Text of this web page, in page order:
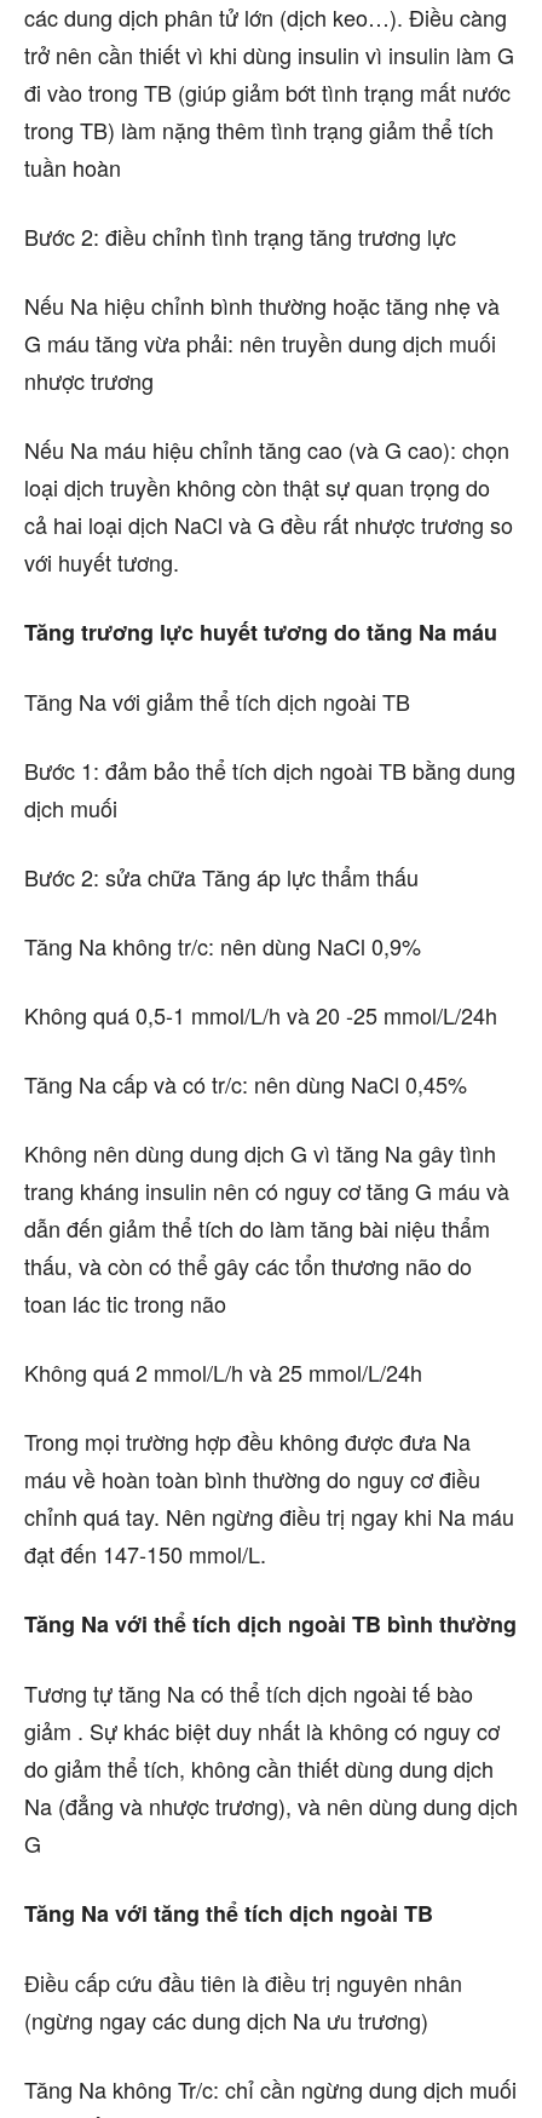
các dung dịch phân tử lớn (dịch keo…). Điều càng
trở nên cần thiết vì khi dùng insulin vì insulin làm G
đi vào trong TB (giúp giảm bớt tình trạng mất nước
trong TB) làm nặng thêm tình trạng giảm thể tích
tuần hoàn
Bước 2: điều chỉnh tình trạng tăng trương lực
Nếu Na hiệu chỉnh bình thường hoặc tăng nhẹ và
G máu tăng vừa phải: nên truyền dung dịch muối
nhược trương
Nếu Na máu hiệu chỉnh tăng cao (và G cao): chọn
loại dịch truyền không còn thật sự quan trọng do
cả hai loại dịch NaCl và G đều rất nhược trương so
với huyết tương.
Tăng trương lực huyết tương do tăng Na máu
Tăng Na với giảm thể tích dịch ngoài TB
Bước 1: đảm bảo thể tích dịch ngoài TB bằng dung
dịch muối
Bước 2: sửa chữa Tăng áp lực thẩm thấu
Tăng Na không tr/c: nên dùng NaCl 0,9%
Không quá 0,5-1 mmol/L/h và 20 -25 mmol/L/24h
Tăng Na cấp và có tr/c: nên dùng NaCl 0,45%
Không nên dùng dung dịch G vì tăng Na gây tình
trang kháng insulin nên có nguy cơ tăng G máu và
dẫn đến giảm thể tích do làm tăng bài niệu thẩm
thấu, và còn có thể gây các tổn thương não do
toan lác tic trong não
Không quá 2 mmol/L/h và 25 mmol/L/24h
Trong mọi trường hợp đều không được đưa Na
máu về hoàn toàn bình thường do nguy cơ điều
chỉnh quá tay. Nên ngừng điều trị ngay khi Na máu
đạt đến 147-150 mmol/L.
Tăng Na với thể tích dịch ngoài TB bình thường
Tương tự tăng Na có thể tích dịch ngoài tế bào
giảm . Sự khác biệt duy nhất là không có nguy cơ
do giảm thể tích, không cần thiết dùng dung dịch
Na (đẳng và nhược trương), và nên dùng dung dịch
G
Tăng Na với tăng thể tích dịch ngoài TB
Điều cấp cứu đầu tiên là điều trị nguyên nhân
(ngừng ngay các dung dịch Na ưu trương)
Tăng Na không Tr/c: chỉ cần ngừng dung dịch muối